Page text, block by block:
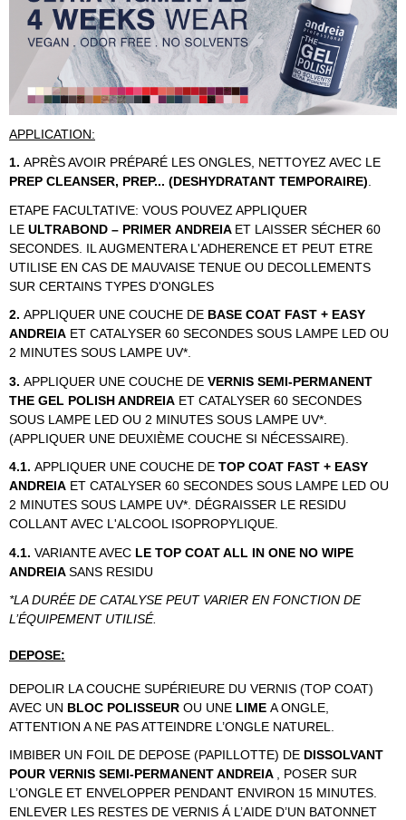
APPLICATION:
1. APRÈS AVOIR PRÉPARÉ LES ONGLES, NETTOYEZ AVEC LE
PREP CLEANSER, PREP... (DESHYDRATANT TEMPORAIRE).
ETAPE FACULTATIVE: VOUS POUVEZ APPLIQUER
LE ULTRABOND – PRIMER ANDREIA ET LAISSER SÉCHER 60
SECONDES. IL AUGMENTERA L'ADHERENCE ET PEUT ETRE
UTILISE EN CAS DE MAUVAISE TENUE OU DECOLLEMENTS
SUR CERTAINS TYPES D'ONGLES
2. APPLIQUER UNE COUCHE DE BASE COAT FAST + EASY
ANDREIA ET CATALYSER 60 SECONDES SOUS LAMPE LED OU
2 MINUTES SOUS LAMPE UV*.
3. APPLIQUER UNE COUCHE DE VERNIS SEMI-PERMANENT
THE GEL POLISH ANDREIA ET CATALYSER 60 SECONDES
SOUS LAMPE LED OU 2 MINUTES SOUS LAMPE UV*.
(APPLIQUER UNE DEUXIÈME COUCHE SI NÉCESSAIRE).
4.1. APPLIQUER UNE COUCHE DE TOP COAT FAST + EASY
ANDREIA ET CATALYSER 60 SECONDES SOUS LAMPE LED OU
2 MINUTES SOUS LAMPE UV*. DÉGRAISSER LE RESIDU
COLLANT AVEC L'ALCOOL ISOPROPYLIQUE.
4.1. VARIANTE AVEC LE TOP COAT ALL IN ONE NO WIPE
ANDREIASANS RESIDU
*LA DURÉE DE CATALYSE PEUT VARIER EN FONCTION DE
L’ÉQUIPEMENT UTILISÉ.
DEPOSE:
DEPOLIR LA COUCHE SUPÉRIEURE DU VERNIS (TOP COAT)
AVEC UN BLOC POLISSEUR OU UNE LIME A ONGLE,
ATTENTION A NE PAS ATTEINDRE L’ONGLE NATUREL.
IMBIBER UN FOIL DE DEPOSE (PAPILLOTTE) DE DISSOLVANT
POUR VERNIS SEMI-PERMANENT ANDREIA
, POSER SUR
L’ONGLE ET ENVELOPPER PENDANT ENVIRON 15 MINUTES.
ENLEVER LES RESTES DE VERNIS Á L’AIDE D’UN BATONNET